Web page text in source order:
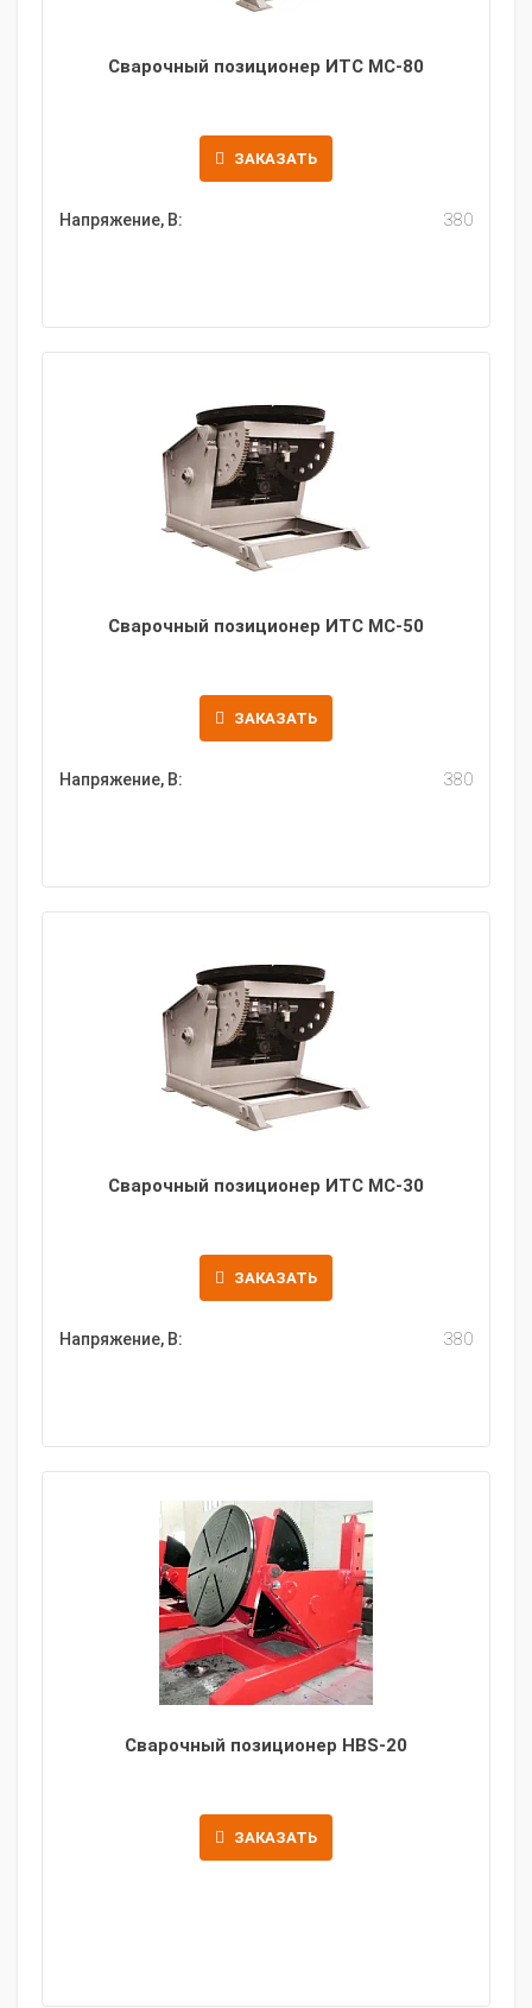
Сварочный позиционер ИТС МС-80
ЗАКАЗАТЬ
Напряжение, В: 380
Сварочный позиционер ИТС МС-50
ЗАКАЗАТЬ
Напряжение, В: 380
Сварочный позиционер ИТС МС-30
ЗАКАЗАТЬ
Напряжение, В: 380
Сварочный позиционер HBS-20
ЗАКАЗАТЬ